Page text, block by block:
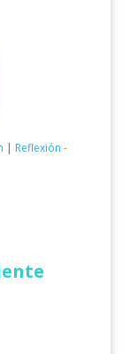
| Reflexión -